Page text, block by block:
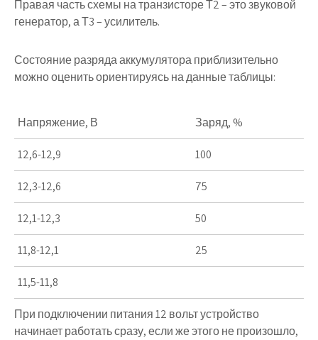
Правая часть схемы на транзистореТ2– это звуковой
генератор, аТ3– усилитель.
Состояние разряда аккумулятора приблизительно
можно оценить ориентируясь на данные таблицы:
Напряжение, В Заряд, %
12,6-12,9 100
12,3-12,6 75
12,1-12,3 50
11,8-12,1 25
11,5-11,8
При подключении питания 12 вольт устройство
начинает работать сразу, если же этого не произошло,